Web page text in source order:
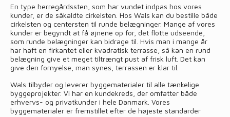
En type herregårdssten, som har vundet indpas hos vores
kunder, er de såkaldte cirkelsten. Hos Wals kan du bestille både
cirkelsten og centersten til runde belægninger. Mange af vores
kunder er begyndt at få øjnene op for, det flotte udseende,
som runde belægninger kan bidrage til. Hvis man i mange år
har haft en firkantet eller kvadratisk terrasse, så kan en rund
belægning give et meget tiltrængt pust af frisk luft. Det kan
give den fornyelse, man synes, terrassen er klar til.
Wals tilbyder og leverer byggematerialer til alle tænkelige
byggeprojekter. Vi har en kundekreds, der omfatter både
erhvervs- og privatkunder i hele Danmark. Vores
byggematerialer er fremstillet efter de højeste standarder